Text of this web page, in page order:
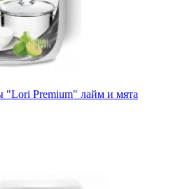
"Lori Premium" лайм и мята